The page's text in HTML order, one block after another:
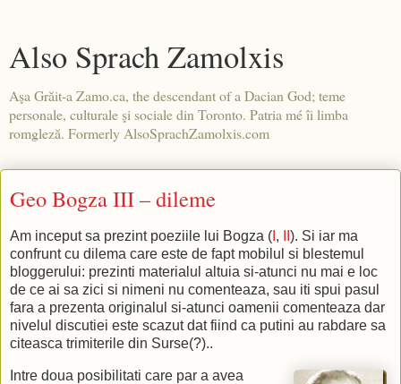
Also Sprach Zamolxis
Aşa Grăit-a Zamo.ca, the descendant of a Dacian God; teme
personale, culturale şi sociale din Toronto. Patria mé îi limba
romgleză. Formerly AlsoSprachZamolxis.com
Geo Bogza III – dileme
Am inceput sa prezint poeziile lui Bogza ( ,
). Si iar ma
confrunt cu dilema care este de fapt mobilul si blestemul
bloggerului: prezinti materialul altuia si-atunci nu mai e loc
de ce ai sa zici si nimeni nu comenteaza, sau iti spui pasul
fara a prezenta originalul si-atunci oamenii comenteaza dar
nivelul discutiei este scazut dat fiind ca putini au rabdare sa
citeasca trimiterile din Surse(?)..
Intre doua posibilitati care par a avea